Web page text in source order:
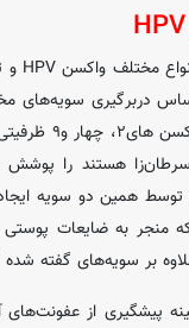
پیشگیری از